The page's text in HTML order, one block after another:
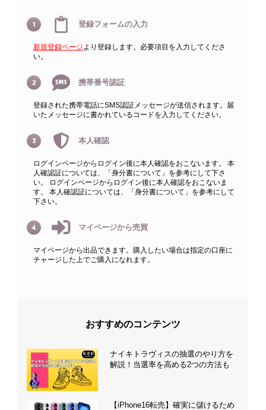
1 登録フォームの入力
新規登録ページより登録します。必要項目を入力してくださ
い。
2 携帯番号認証
登録された携帯電話にSMS認証メッセージが送信されます。届
いたメッセージに書かれているコードを入力してください。
3 本人確認
ログインページからログイン後に本人確認をおこないます。 本
人確認証については、「身分書について」を参考にして下さ
い。 ログインページからログイン後に本人確認をおこないま
す。 本人確認証については、「身分書について」を参考にして
下さい。
4 マイページから売買
マイページから出品できます。購入したい場合は指定の口座に
チャージした上でご購入になれます。
おすすめのコンテンツ
ナイキトラヴィスの抽選のやり方を
解説！当選率を高める2つの方法も
【iPhone16転売】確実に儲けるため